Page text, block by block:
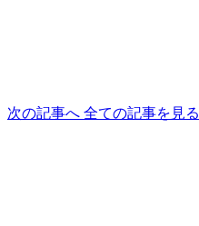
次の記事へ 全ての記事を見る